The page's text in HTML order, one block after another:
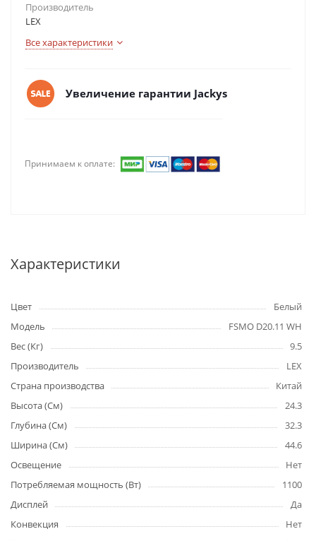
Производитель
LEX
Все характеристики
Увеличение гарантии Jackys
Принимаем к оплате:
Характеристики
Цвет
Белый
Модель
FSMO D20.11 WH
Вес (Кг)
9.5
Производитель
LEX
Страна производства
Китай
Высота (См)
24.3
Глубина (См)
32.3
Ширина (См)
44.6
Освещение
Нет
Потребляемая мощность (Вт)
1100
Дисплей
Да
Конвекция
Нет